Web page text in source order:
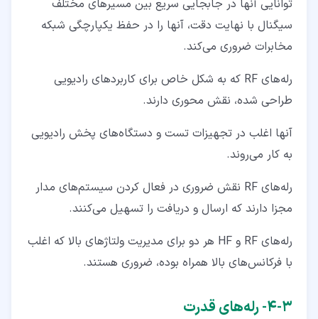
توانایی آنها در جابجایی سریع بین مسیرهای مختلف
سیگنال با نهایت دقت، آنها را در حفظ یکپارچگی شبکه
مخابرات ضروری می‌کند.
رله‌های RF که به شکل خاص برای کاربردهای رادیویی
طراحی شده‌، نقش محوری دارند.
آنها اغلب در تجهیزات تست و دستگاه‌های پخش رادیویی
به کار می‌روند.
رله‌های RF نقش ضروری در فعال کردن سیستم‌های مدار
مجزا دارند که ارسال و دریافت را تسهیل می‌کنند.
رله‌های RF و HF هر دو برای مدیریت ولتاژهای بالا که اغلب
با فرکانس‌های بالا همراه بوده، ضروری هستند.
۳‏-‏۴‏- رله‌های قدرت